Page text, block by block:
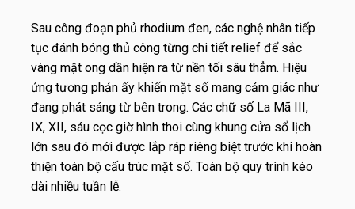
Sau công đoạn phủ rhodium đen, các nghệ nhân tiếp
tục đánh bóng thủ công từng chi tiết relief để sắc
vàng mật ong dần hiện ra từ nền tối sâu thẳm. Hiệu
ứng tương phản ấy khiến mặt số mang cảm giác như
đang phát sáng từ bên trong. Các chữ số La Mã III,
IX, XII, sáu cọc giờ hình thoi cùng khung cửa sổ lịch
lớn sau đó mới được lắp ráp riêng biệt trước khi hoàn
thiện toàn bộ cấu trúc mặt số. Toàn bộ quy trình kéo
dài nhiều tuần lễ.